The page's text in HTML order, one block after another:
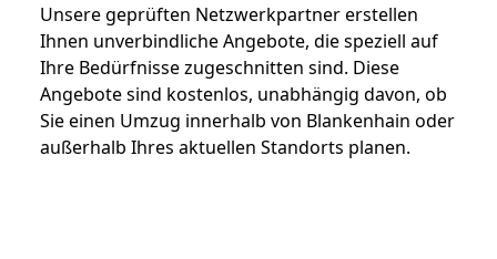
Unsere geprüften Netzwerkpartner erstellen
Ihnen unverbindliche Angebote, die speziell auf
Ihre Bedürfnisse zugeschnitten sind. Diese
Angebote sind kostenlos, unabhängig davon, ob
Sie einen Umzug innerhalb von Blankenhain oder
außerhalb Ihres aktuellen Standorts planen.